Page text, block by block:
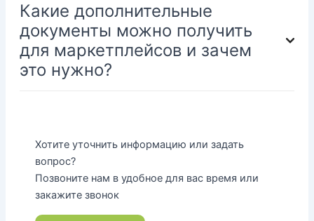
Какие дополнительные
документы можно получить
для маркетплейсов и зачем
это нужно?
Хотите уточнить информацию или задать
вопрос?
Позвоните нам в удобное для вас время или
закажите звонок